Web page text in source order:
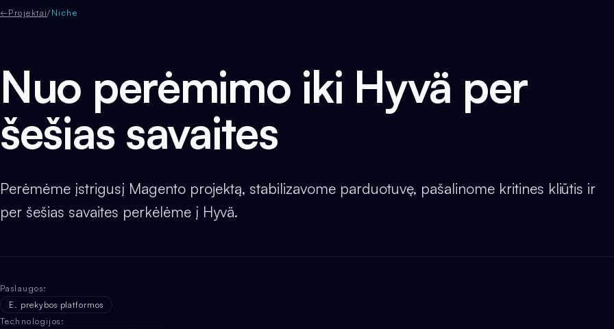
←Projektai/ Niche
Nuo perėmimo iki Hyvä per
šešias savaites
Perėmėme įstrigusį Magento projektą, stabilizavome parduotuvę, pašalinome kritines kliūtis ir
per šešias savaites perkėlėme į Hyvä.
Paslaugos:
E. prekybos platformos
Technologijos :